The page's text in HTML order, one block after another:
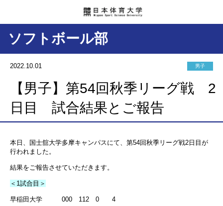
ソフトボール部
2022.10.01 男子
【男子】第54回秋季リーグ戦 2
日目 試合結果とご報告
本日、国士舘大学多摩キャンパスにて、第54回秋季リーグ戦2日目が
行われました。
結果をご報告させていただきます。
＜1試合目＞
早稲田大学 000 112 0 4